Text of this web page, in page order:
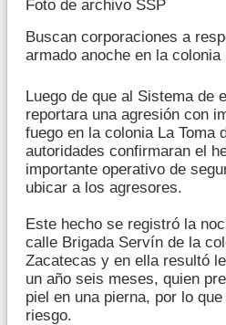
Foto de archivo SSP
Buscan corporaciones a
armado anoche en la
Luego de que al Sistema de
reportara una agresión con
fuego en la colonia La Toma
autoridades confirmaran el
importante operativo de
ubicar a los agresores.
Este hecho se registró la
calle Brigada Servín de la
Zacatecas y en ella resultó
un año seis meses, quien
piel en una pierna, por lo
riesgo.